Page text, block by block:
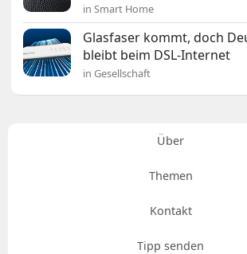
in Smart Home
Glasfaser kommt, doch
bleibt beim DSL-Internet
in Gesellschaft
Über
Themen
Kontakt
Tipp senden